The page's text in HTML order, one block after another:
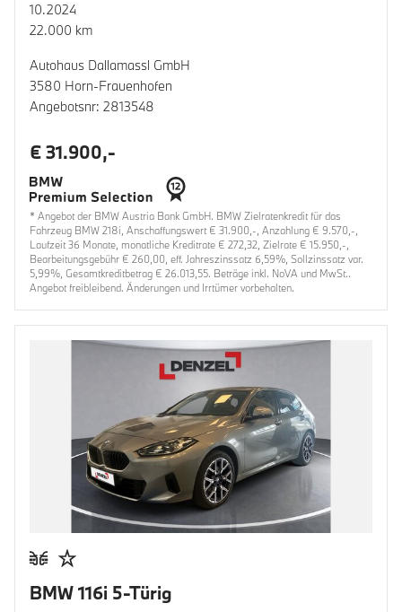
10.2024
22.000 km
Autohaus Dallamassl GmbH
3580 Horn-Frauenhofen
Angebotsnr: 2813548
€ 31.900,-
* Angebot der BMW Austria Bank GmbH. BMW Zielratenkredit für das
Fahrzeug BMW 218i, Anschaffungswert € 31.900,-, Anzahlung € 9.570,-,
Laufzeit 36 Monate, monatliche Kreditrate € 272,32, Zielrate € 15.950,-,
Bearbeitungsgebühr € 260,00, eff. Jahreszinssatz 6,59%, Sollzinssatz var.
5,99%, Gesamtkreditbetrag € 26.013,55. Beträge inkl. NoVA und MwSt..
Angebot freibleibend. Änderungen und Irrtümer vorbehalten.
BMW 116i 5-Türig